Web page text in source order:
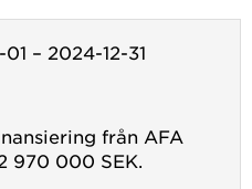
– 2024-12-31
från AFA
970 000 SEK.